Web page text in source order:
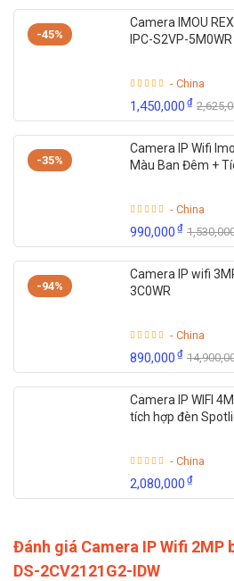
-45%
Camera IMOU
IPC-S2VP-5M0WR
- China
1,450,000₫
-35%
Camera IP Wifi
Màu Ban Đêm +
- China
990,000₫
-94%
Camera IP wifi
3C0WR
- China
890,000₫
Camera IP WIFI
tích hợp đèn
- China
2,080,000₫
Đánh giá Camera IP Wifi 2MP
DS-2CV2121G2-IDW